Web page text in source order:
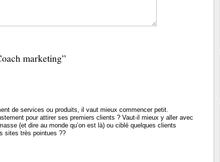
marketing”
de services ou produits, il vaut mieux commencer petit.
pour attirer ses premiers clients ? Vaut-il mieux y aller avec
(et dire au monde qu’on est là) ou ciblé quelques clients
sites très pointues ??